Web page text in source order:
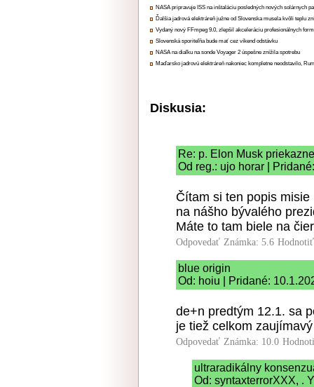
NASA pripravuje ISS na inštaláciu posledných nových solárnych
Ďalšia jadrová elektráreň južne od Slovenska musela kvôli teplu
Vydaný nový FFmpeg 9.0, zlepšil akceleráciu profesionálnych
Slovenská sporiteľňa bude mať cez víkend odstávku
NASA na diaľku na sonde Voyager 2 úspešne znížila spotrebu
Maďarsko jadrovú elektráreň nakoniec kompletne neodstavilo,
Diskusia:
Re: p. Elon Musk priekazne
Od reg.: ujo horar |
Čítam si ten popis
na nášho bývalého
Máte to tam biele na
Odpovedať Známka: 5.6
blue origin
Od: hoiu | Pridané:
de+n predtým 12.1. sa
je tiež celkom
Odpovedať Známka: 10.0
ultraradikálny
Od: syntaxterrorXXX, .